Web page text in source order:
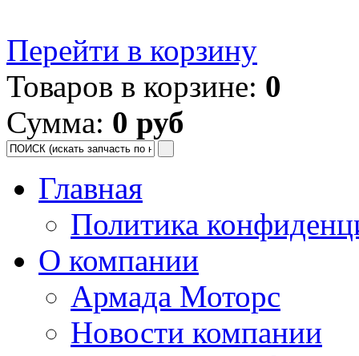
Перейти в корзину
Товаров в корзине: 0
Сумма: 0 руб
Главная
Политика
О компании
Армада Моторс
Новости компании